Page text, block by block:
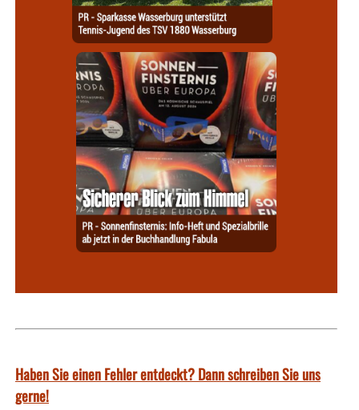
Haben Sie einen Fehler entdeckt? Dann schreiben Sie uns
gerne!